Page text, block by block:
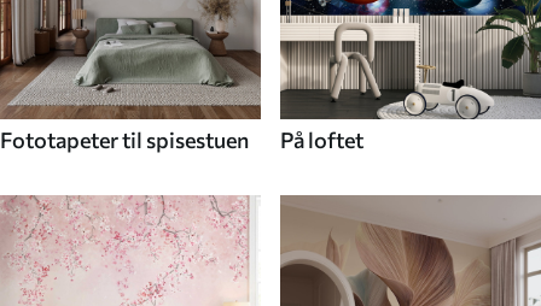
Fototapeter til spisestuen På loftet